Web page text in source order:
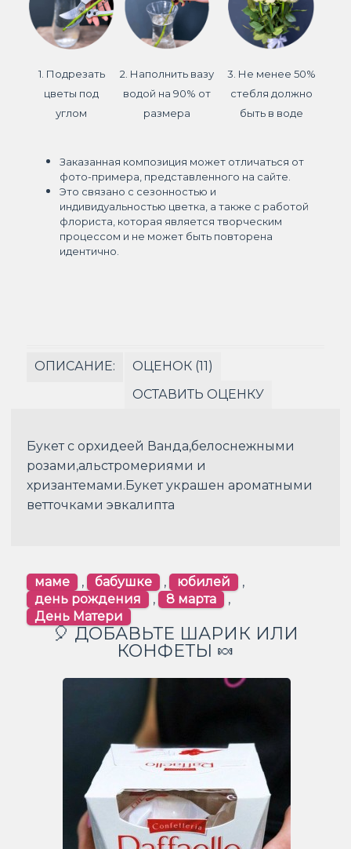
1. Подрезать
цветы под
углом
2. Наполнить вазу
водой на 90% от
размера
3. Не менее 50%
стебля должно
быть в воде
Заказанная композиция может отличаться от
фото-примера, представленного на сайте.
Это связано с сезонностью и
индивидуальностью цветка, а также с работой
флориста, которая является творческим
процессом и не может быть повторена
идентично.
ОПИСАНИЕ:
ОЦЕНОК (11)
ОСТАВИТЬ ОЦЕНКУ
Букет с орхидеей Ванда,белоснежными
розами,альстромериями и
хризантемами.Букет украшен ароматными
ветточками эвкалипта
маме , бабушке , юбилей
,
день рождения
, 8 марта
,
День Матери
🎈 ДОБАВЬТЕ ШАРИК ИЛИ
КОНФЕТЫ 🍬